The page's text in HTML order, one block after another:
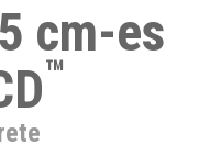
cm-es
™